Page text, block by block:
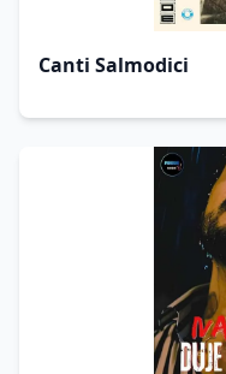
Canti Salmodici